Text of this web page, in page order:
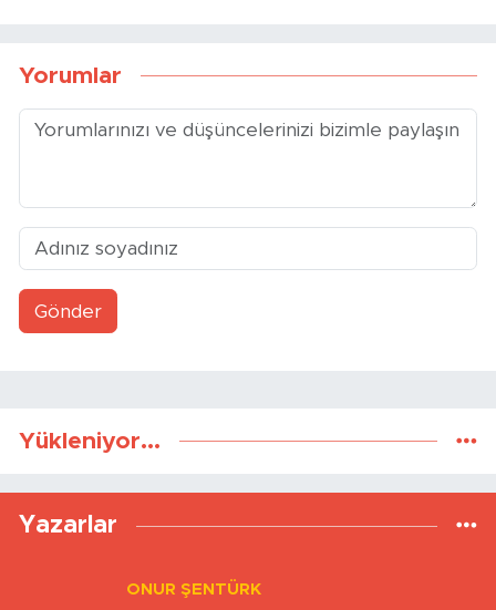
Yorumlar
Gönder
Yükleniyor...
Yazarlar
ONUR ŞENTÜRK